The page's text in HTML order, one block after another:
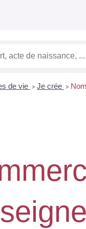
de vie > Je crée >